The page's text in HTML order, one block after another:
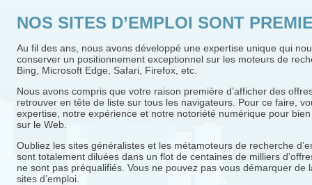
NOS SITES D’EMPLOI SONT
Au fil des ans, nous avons développé une expertise unique qui
conserver un positionnement exceptionnel sur les moteurs de
Bing, Microsoft Edge, Safari, Firefox, etc.
Nous avons compris que votre raison première d’afficher des
retrouver en tête de liste sur tous les navigateurs. Pour ce faire,
expertise, notre expérience et notre notoriété numérique pour
sur le Web.
Oubliez les sites généralistes et les métamoteurs de recherche
sont totalement diluées dans un flot de centaines de milliers
ne sont pas préqualifiés. Vous ne pouvez pas vous démarquer de
sites d’emploi.